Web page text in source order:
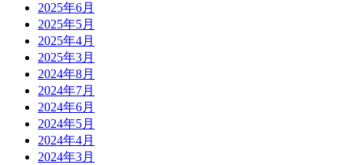
2025年6月
2025年5月
2025年4月
2025年3月
2024年8月
2024年7月
2024年6月
2024年5月
2024年4月
2024年3月